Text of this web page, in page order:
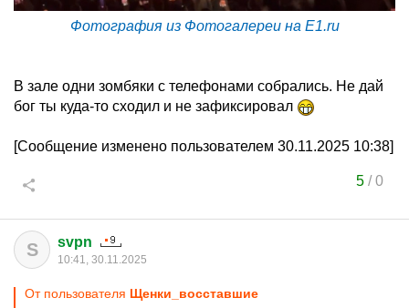
Фотография из Фотогалереи на E1.ru
В зале одни зомбяки с телефонами собрались. Не дай
бог ты куда-то сходил и не зафиксировал
[Сообщение изменено пользователем 30.11.2025 10:38]
5/0
S svpn
10:41, 30.11.2025
От пользователя Щенки_восставшие